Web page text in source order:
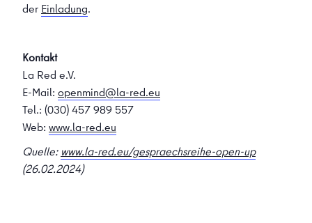
der Einladung.
Kontakt
La Red e.V.
E-Mail: openmind@la-red.eu
Tel.: (030) 457 989 557
Web: www.la-red.eu
Quelle: www.la-red.eu/gespraechsreihe-open-up
(26.02.2024)